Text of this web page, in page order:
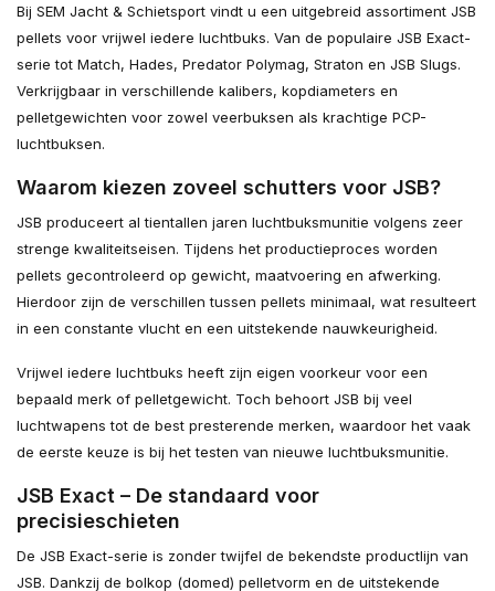
Bij SEM Jacht & Schietsport vindt u een uitgebreid assortiment JSB
pellets voor vrijwel iedere luchtbuks. Van de populaire JSB Exact-
serie tot Match, Hades, Predator Polymag, Straton en JSB Slugs.
Verkrijgbaar in verschillende kalibers, kopdiameters en
pelletgewichten voor zowel veerbuksen als krachtige PCP-
luchtbuksen.
Waarom kiezen zoveel schutters voor JSB?
JSB produceert al tientallen jaren luchtbuksmunitie volgens zeer
strenge kwaliteitseisen. Tijdens het productieproces worden
pellets gecontroleerd op gewicht, maatvoering en afwerking.
Hierdoor zijn de verschillen tussen pellets minimaal, wat resulteert
in een constante vlucht en een uitstekende nauwkeurigheid.
Vrijwel iedere luchtbuks heeft zijn eigen voorkeur voor een
bepaald merk of pelletgewicht. Toch behoort JSB bij veel
luchtwapens tot de best presterende merken, waardoor het vaak
de eerste keuze is bij het testen van nieuwe luchtbuksmunitie.
JSB Exact – De standaard voor
precisieschieten
De JSB Exact-serie is zonder twijfel de bekendste productlijn van
JSB. Dankzij de bolkop (domed) pelletvorm en de uitstekende